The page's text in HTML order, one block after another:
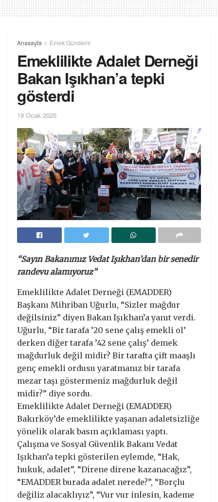
Anasayfa Emek Gündemi
Emeklilikte Adalet Derneği
Bakan Işıkhan’a tepki
gösterdi
19 Ocak 2025
“Sayın Bakanımız Vedat Işıkhan’dan bir senedir
randevu alamıyoruz”
Emeklilikte Adalet Derneği (EMADDER)
Başkanı Mihriban Uğurlu, “Sizler mağdur
değilsiniz” diyen Bakan Işıkhan’a yanıt verdi.
Uğurlu, “Bir tarafa ’20 sene çalış emekli ol’
derken diğer tarafa ’42 sene çalış’ demek
mağdurluk değil midir? Bir tarafta çift maaşlı
genç emekli ordusu yaratmanız bir tarafa
mezar taşı göstermeniz mağdurluk değil
midir?” diye sordu.
Emeklilikte Adalet Derneği (EMADDER)
Bakırköy’de emeklilikte yaşanan adaletsizliğe
yönelik olarak basın açıklaması yaptı.
Çalışma ve Sosyal Güvenlik Bakanı Vedat
Işıkhan’a tepki gösterilen eylemde, “Hak,
hukuk, adalet”, “Direne direne kazanacağız”,
“EMADDER burada adalet nerede?”, “Borçlu
değiliz alacaklıyız”, “Vur vur inlesin, kademe